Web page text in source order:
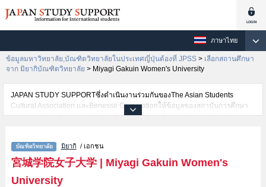
ภาษาไทย
ข้อมูลมหาวิทยาลัย,บัณฑิตวิทยาลัยในประเทศญี่ปุ่นต้องที่ JPSS > เลือกสถานศึกษา
จาก มิยากิบัณฑิตวิทยาลัย > Miyagi Gakuin Women's University
JAPAN STUDY SUPPORTซึ่งดำเนินงานร่วมกันของThe Asian Students
Cultural Association และBenesse Corporationให้ข้อมูลของสถาบันการศึกษา
ระดับมหาวิทยาลัย・บัณฑิตวิทยาลัย・วิทยาลัยระดับอนุปริญญา・วิทยาลัย
สำหรับนักศึกษาต่างชาติเช่นHumanities and Cultural SciencesหรือHealth and
Nutrition เป็นต้น,ข้อมูลของแต่ละสาขาวิจัย,ข้อมูลการสอบคัดเลือกเข้าศึกษาเช่น
จำนวนคนที่รับสมัครหรือจำนวนคนที่ผ่านการสอบคัดเลือกเป็นต้น,แนะนำสถาน
ที่,การเดินทางเป็นต้นไว้ด้วยดังนั้นขอเชิญใช้บริการค้นหาข้อมูลตามอัธยาศัย
มิยากิ / เอกชน
宮城学院女子大学| Miyagi Gakuin Women's
University